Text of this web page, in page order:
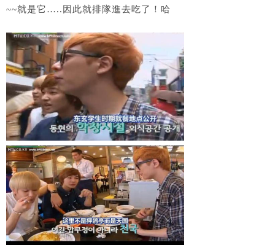
~~就是它…..因此就排隊進去吃了！哈